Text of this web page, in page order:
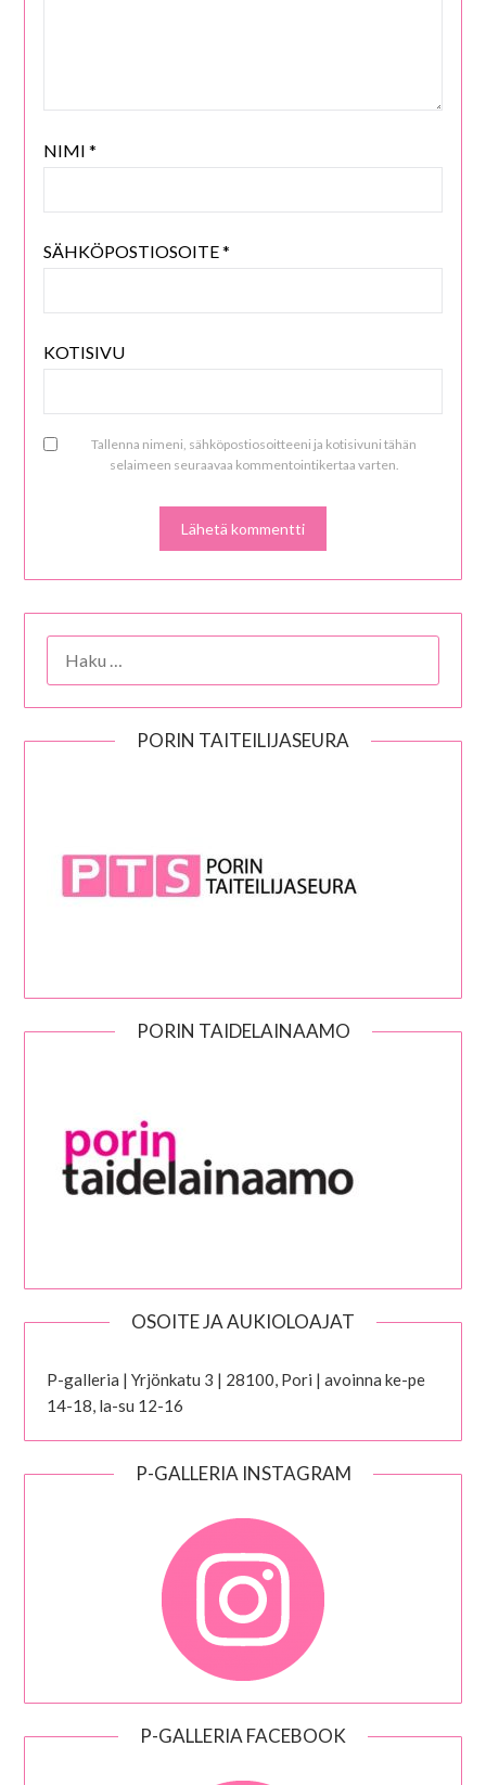
NIMI *
SÄHKÖPOSTIOSOITE*
KOTISIVU
Tallenna nimeni, sähköpostiosoitteeni ja kotisivuni tähän
selaimeen seuraavaa kommentointikertaa varten.
PORIN TAITEILIJASEURA
PORIN TAIDELAINAAMO
OSOITE JA AUKIOLOAJAT
P-galleria | Yrjönkatu 3 | 28100, Pori | avoinna ke-pe
14-18, la-su 12-16
P-GALLERIA INSTAGRAM
P-GALLERIA FACEBOOK